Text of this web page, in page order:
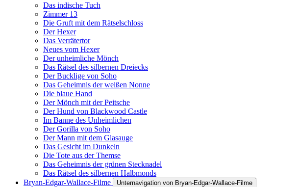
Das indische Tuch
Zimmer 13
Die Gruft mit dem Rätselschloss
Der Hexer
Das Verrätertor
Neues vom Hexer
Der unheimliche Mönch
Das Rätsel des silbernen Dreiecks
Der Bucklige von Soho
Das Geheimnis der weißen Nonne
Die blaue Hand
Der Mönch mit der Peitsche
Der Hund von Blackwood Castle
Im Banne des Unheimlichen
Der Gorilla von Soho
Der Mann mit dem Glasauge
Das Gesicht im Dunkeln
Die Tote aus der Themse
Das Geheimnis der grünen Stecknadel
Das Rätsel des silbernen Halbmonds
Bryan-Edgar-Wallace-Filme
Unternavigation von Bryan-Edgar-Wallace-Filme